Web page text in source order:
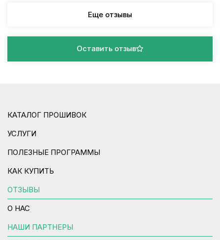
Еще отзывы
Оставить отзыв
КАТАЛОГ ПРОШИВОК
УСЛУГИ
ПОЛЕЗНЫЕ ПРОГРАММЫ
КАК КУПИТЬ
ОТЗЫВЫ
О НАС
НАШИ ПАРТНЕРЫ